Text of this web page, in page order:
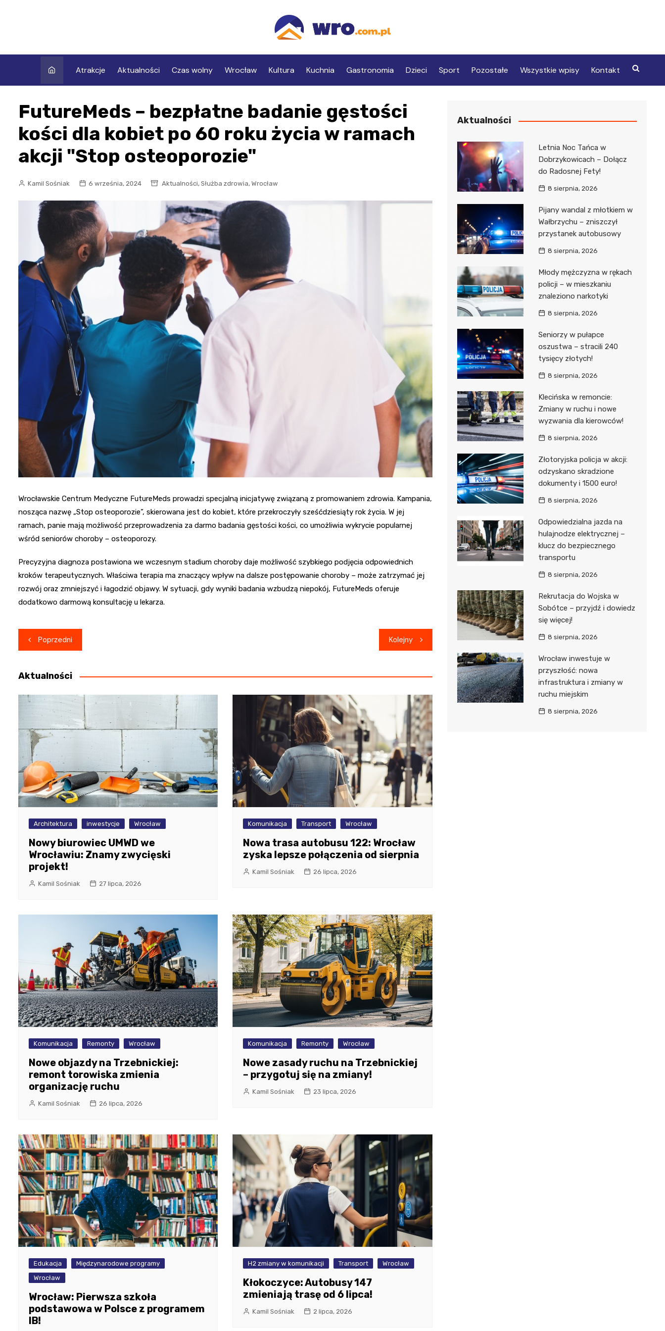
Atrakcje Aktualności Czas wolny Wrocław Kultura Kuchnia Gastronomia Dzieci Sport Pozostałe Wszystkie wpisy Kontakt
FutureMeds – bezpłatne badanie gęstości
kości dla kobiet po 60 roku życia w ramach
akcji "Stop osteoporozie"
Kamil Sośniak 6 września, 2024 Aktualności, Służba zdrowia, Wrocław
Wrocławskie Centrum Medyczne FutureMeds prowadzi specjalną inicjatywę związaną z promowaniem zdrowia. Kampania,
nosząca nazwę „Stop osteoporozie”, skierowana jest do kobiet, które przekroczyły sześćdziesiąty rok życia. W jej
ramach, panie mają możliwość przeprowadzenia za darmo badania gęstości kości, co umożliwia wykrycie popularnej
wśród seniorów choroby – osteoporozy.
Precyzyjna diagnoza postawiona we wczesnym stadium choroby daje możliwość szybkiego podjęcia odpowiednich
kroków terapeutycznych. Właściwa terapia ma znaczący wpływ na dalsze postępowanie choroby – może zatrzymać jej
rozwój oraz zmniejszyć i łagodzić objawy. W sytuacji, gdy wyniki badania wzbudzą niepokój, FutureMeds oferuje
dodatkowo darmową konsultację u lekarza.
Nawigacja
wpisu
Poprzedni Kolejny
Aktualności
Architektura inwestycje Wrocław
Nowy biurowiec UMWD we
Wrocławiu: Znamy zwycięski
projekt!
Kamil Sośniak 27 lipca, 2026
Komunikacja Transport Wrocław
Nowa trasa autobusu 122: Wrocław
zyska lepsze połączenia od sierpnia
Kamil Sośniak 26 lipca, 2026
Komunikacja Remonty Wrocław
Nowe objazdy na Trzebnickiej:
remont torowiska zmienia
organizację ruchu
Kamil Sośniak 26 lipca, 2026
Komunikacja Remonty Wrocław
Nowe zasady ruchu na Trzebnickiej
– przygotuj się na zmiany!
Kamil Sośniak 23 lipca, 2026
Edukacja
Międzynarodowe programy
Wrocław
Wrocław: Pierwsza szkoła
podstawowa w Polsce z programem
IB!
H2 zmiany w komunikacji Transport Wrocław
Kłokoczyce: Autobusy 147
zmieniają trasę od 6 lipca!
Kamil Sośniak 2 lipca, 2026
Aktualności
Letnia Noc Tańca w
Dobrzykowicach – Dołącz
do Radosnej Fety!
8 sierpnia, 2026
Pijany wandal z młotkiem w
Wałbrzychu – zniszczył
przystanek autobusowy
8 sierpnia, 2026
Młody mężczyzna w rękach
policji – w mieszkaniu
znaleziono narkotyki
8 sierpnia, 2026
Seniorzy w pułapce
oszustwa – stracili 240
tysięcy złotych!
8 sierpnia, 2026
Klecińska w remoncie:
Zmiany w ruchu i nowe
wyzwania dla kierowców!
8 sierpnia, 2026
Złotoryjska policja w akcji:
odzyskano skradzione
dokumenty i 1500 euro!
8 sierpnia, 2026
Odpowiedzialna jazda na
hulajnodze elektrycznej –
klucz do bezpiecznego
transportu
8 sierpnia, 2026
Rekrutacja do Wojska w
Sobótce – przyjdź i dowiedz
się więcej!
8 sierpnia, 2026
Wrocław inwestuje w
przyszłość: nowa
infrastruktura i zmiany w
ruchu miejskim
8 sierpnia, 2026